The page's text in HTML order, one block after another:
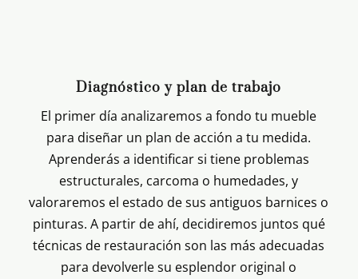
Diagnóstico y plan de trabajo
El primer día analizaremos a fondo tu mueble
para diseñar un plan de acción a tu medida.
Aprenderás a identificar si tiene problemas
estructurales, carcoma o humedades, y
valoraremos el estado de sus antiguos barnices o
pinturas. A partir de ahí, decidiremos juntos qué
técnicas de restauración son las más adecuadas
para devolverle su esplendor original o